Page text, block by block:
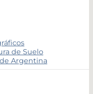
de Suelo
Argentina